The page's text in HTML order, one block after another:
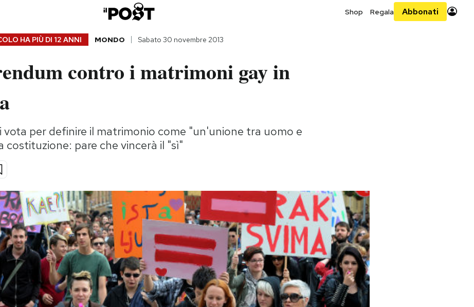
Shop Regala Abbonati
HA PIÙ DI 12 ANNI MONDO Sabato 30 novembre 2013
contro i matrimoni gay in
vota per definire il matrimonio come "un'unione tra uomo e
costituzione: pare che vincerà il "sì"